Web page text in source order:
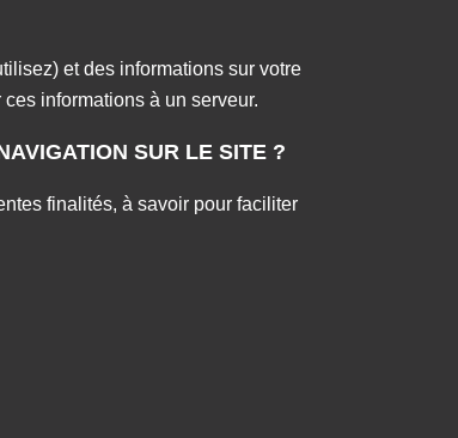
et des informations sur votre
informations à un serveur.
SUR LE SITE ?
finalités, à savoir pour faciliter